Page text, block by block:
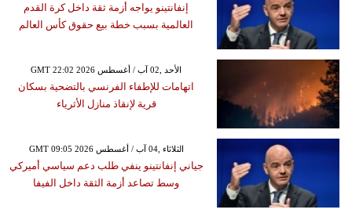
إنفانتينو يواجه أزمة ثقة داخل كرة القدم
العالمية بسبب خطة بيع حقوق كأس العالم
GMT 22:02 2026 الأحد ,02 آب / أغسطس
اتهامات للإطفاء الفرنسي بالتضحية بسكان
قرية لإنقاذ منازل الأثرياء
GMT 09:05 2026 الثلاثاء ,04 آب / أغسطس
جياني إنفانتينو ينفي طلب دعم سياسي أميركي
وسط تصاعد أزمة الثقة داخل الفيفا